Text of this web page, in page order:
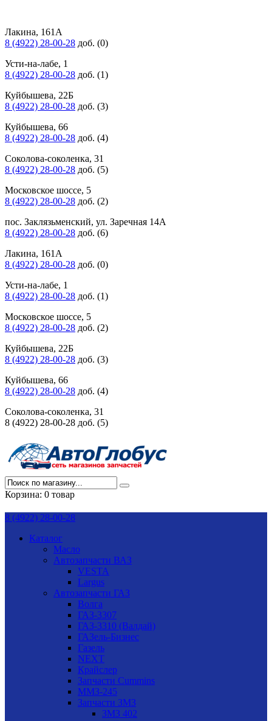
Лакина, 161А
8 (4922) 28-00-28 доб. (0)
Усти-на-лабе, 1
8 (4922) 28-00-28 доб. (1)
Куйбышева, 22Б
8 (4922) 28-00-28 доб. (3)
Куйбышева, 66
8 (4922) 28-00-28 доб. (4)
Соколова-соколенка, 31
8 (4922) 28-00-28 доб. (5)
Московское шоссе, 5
8 (4922) 28-00-28 доб. (2)
пос. Заклязьменский, ул. Заречная 14А
8 (4922) 28-00-28 доб. (6)
Лакина, 161А
8 (4922) 28-00-28 доб. (0)
Усти-на-лабе, 1
8 (4922) 28-00-28 доб. (1)
Московское шоссе, 5
8 (4922) 28-00-28 доб. (2)
Куйбышева, 22Б
8 (4922) 28-00-28 доб. (3)
Куйбышева, 66
8 (4922) 28-00-28 доб. (4)
Соколова-соколенка, 31
8 (4922) 28-00-28 доб. (5)
Корзина: 0 товар
8 (4922) 28-00-28
Каталог
Масло
Автозапчасти ВАЗ
VESTA
Largus
Автозапчасти ГАЗ
Волга
ГАЗ-3307
ГАЗ-3310 (Валдай)
ГАЗель-Бизнес
Газель
NEXT
Крайслер
Запчасти Cummins
ММЗ-245
Запчасти ЗМЗ
ЗМЗ 402